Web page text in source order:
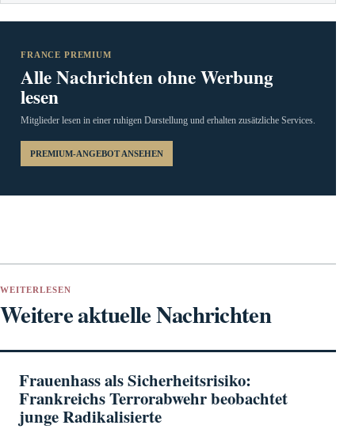
FRANCE PREMIUM
Alle Nachrichten ohne Werbung
lesen
Mitglieder lesen in einer ruhigen Darstellung und erhalten zusätzliche Services.
PREMIUM-ANGEBOT ANSEHEN
WEITERLESEN
Weitere aktuelle Nachrichten
Frauenhass als Sicherheitsrisiko:
Frankreichs Terrorabwehr beobachtet
junge Radikalisierte